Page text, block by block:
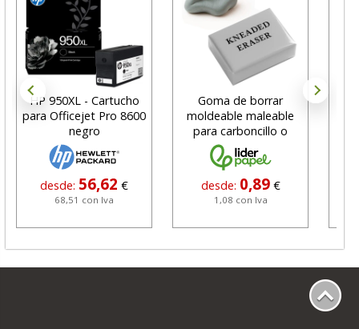
HP 950XL - Cartucho
para Officejet Pro 8600
negro
desde: 56,62 €
68,51 con Iva
Goma de borrar
moldeable maleable
para carboncillo o
grafito
desde: 0,89 €
1,08 con Iva